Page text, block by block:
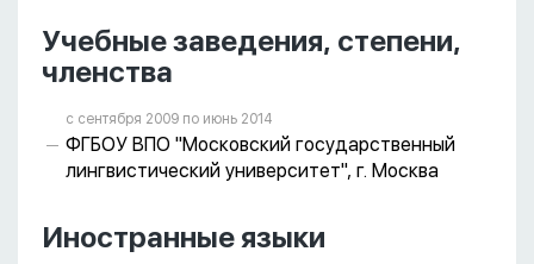
Учебные заведения, степени,
членства
с сентября 2009 пo июнь 2014
ФГБОУ ВПО "Московский государственный
лингвистический университет", г. Москва
Иностранные языки